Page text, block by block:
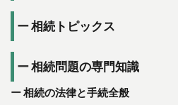
相続トピックス
相続問題の専門知識
相続の法律と手続全般